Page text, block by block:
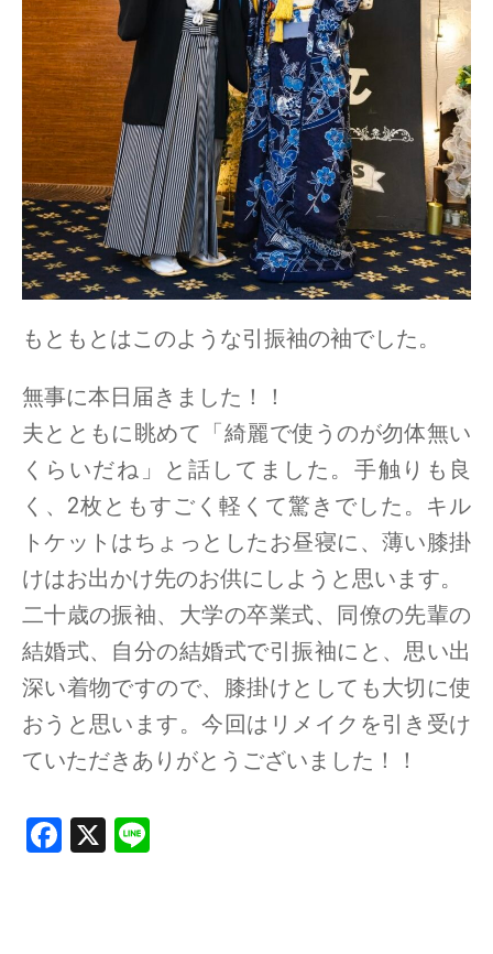
もともとはこのような引振袖の袖でした。
無事に本日届きました！！
夫とともに眺めて「綺麗で使うのが勿体無い
くらいだね」と話してました。手触りも良
く、2枚ともすごく軽くて驚きでした。キル
トケットはちょっとしたお昼寝に、薄い膝掛
けはお出かけ先のお供にしようと思います。
二十歳の振袖、大学の卒業式、同僚の先輩の
結婚式、自分の結婚式で引振袖にと、思い出
深い着物ですので、膝掛けとしても大切に使
おうと思います。今回はリメイクを引き受け
ていただきありがとうございました！！
F
X